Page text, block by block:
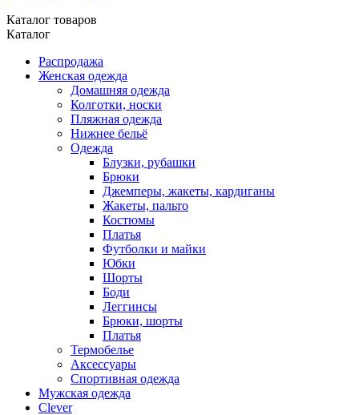
Каталог товаров
Каталог
Распродажа
Женская одежда
Домашняя одежда
Колготки, носки
Пляжная одежда
Нижнее бельё
Одежда
Блузки, рубашки
Брюки
Джемперы, жакеты, кардиганы
Жакеты, пальто
Костюмы
Платья
Футболки и майки
Юбки
Шорты
Боди
Леггинсы
Брюки, шорты
Платья
Термобелье
Аксессуары
Спортивная одежда
Мужская одежда
Clever